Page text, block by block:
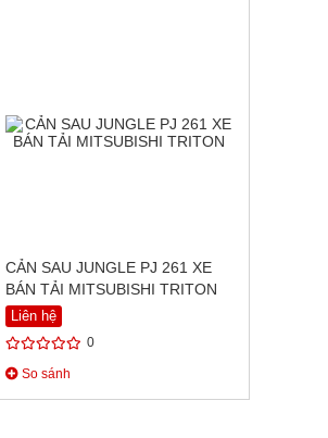
CẢN SAU JUNGLE PJ 261 XE
BÁN TẢI MITSUBISHI TRITON
Liên hệ
0
So sánh